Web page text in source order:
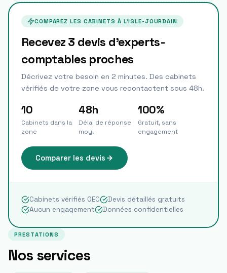
COMPAREZ LES CABINETS À L'ISLE-JOURDAIN
Recevez 3 devis d'experts-
comptables proches
Décrivez votre besoin en 2 minutes. Des cabinets
vérifiés de votre zone vous recontactent sous 48h.
10
Cabinets dans la
zone
48h
Délai de réponse
moy.
100%
Gratuit, sans
engagement
Comparer les devis
Cabinets vérifiés OEC
Devis détaillés gratuits
Aucun engagement
Données confidentielles
PRESTATIONS
Nos services